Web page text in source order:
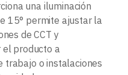
una iluminación
15° permite ajustar la
de CCT y
producto a
trabajo o instalaciones